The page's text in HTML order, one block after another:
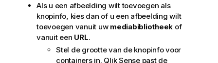
Als u een afbeelding wilt toevoegen als
knopinfo, kies dan of u een afbeelding wilt
toevoegen vanuit uw mediabibliotheek of
vanuit een URL.
Stel de grootte van de knopinfo voor
containers in. Qlik Sensepast de